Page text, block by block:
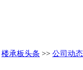
楼承板头条 >> 公司动态